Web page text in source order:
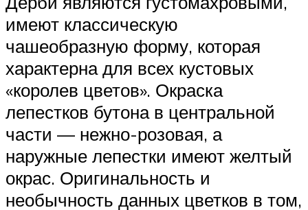
имеют классическую
чашеобразную форму, которая
характерна для всех кустовых
«королев цветов». Окраска
лепестков бутона в центральной
части — нежно-розовая, а
наружные лепестки имеют желтый
окрас. Оригинальность и
необычность данных цветков в том,